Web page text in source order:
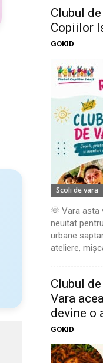
Clubul
Copiilor
GOKID
Scoli de vara
🌞 Vara asta
neuitat
urbane
ateliere,
Clubul
Vara
devine o
GOKID